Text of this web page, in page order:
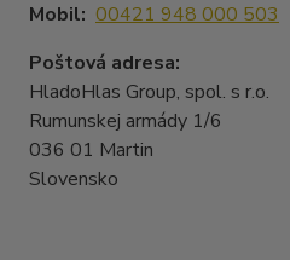
Mobil: 00421 948 000 503
Poštová adresa:
HladoHlas Group, spol. s r.o.
Rumunskej armády 1/6
036 01 Martin
Slovensko